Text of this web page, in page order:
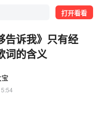
打开看看
告诉我》只有经
词的含义